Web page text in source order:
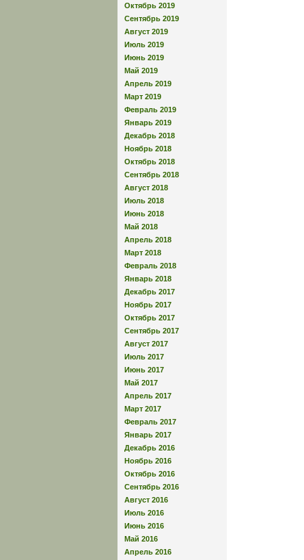
Октябрь 2019
Сентябрь 2019
Август 2019
Июль 2019
Июнь 2019
Май 2019
Апрель 2019
Март 2019
Февраль 2019
Январь 2019
Декабрь 2018
Ноябрь 2018
Октябрь 2018
Сентябрь 2018
Август 2018
Июль 2018
Июнь 2018
Май 2018
Апрель 2018
Март 2018
Февраль 2018
Январь 2018
Декабрь 2017
Ноябрь 2017
Октябрь 2017
Сентябрь 2017
Август 2017
Июль 2017
Июнь 2017
Май 2017
Апрель 2017
Март 2017
Февраль 2017
Январь 2017
Декабрь 2016
Ноябрь 2016
Октябрь 2016
Сентябрь 2016
Август 2016
Июль 2016
Июнь 2016
Май 2016
Апрель 2016